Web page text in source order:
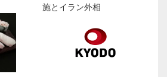
施とイラン外相